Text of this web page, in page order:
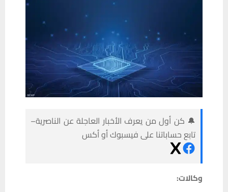
🔔 كن أول من يعرف الأخبار العاجلة عن الناصرية–
تابع حساباتنا على فيسبوك أو أكس
وكالات: